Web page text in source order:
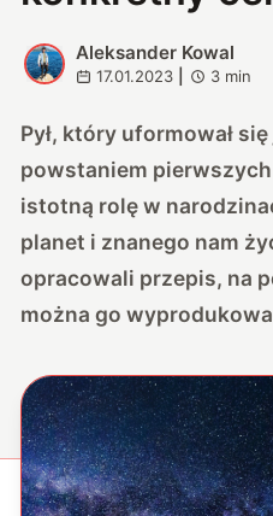
A
Aleksander Kowal
17.01.2023 3 min
Pył, który uformował
powstaniem
istotną rolę w
planet i znanego nam
opracowali przepis, na
można go